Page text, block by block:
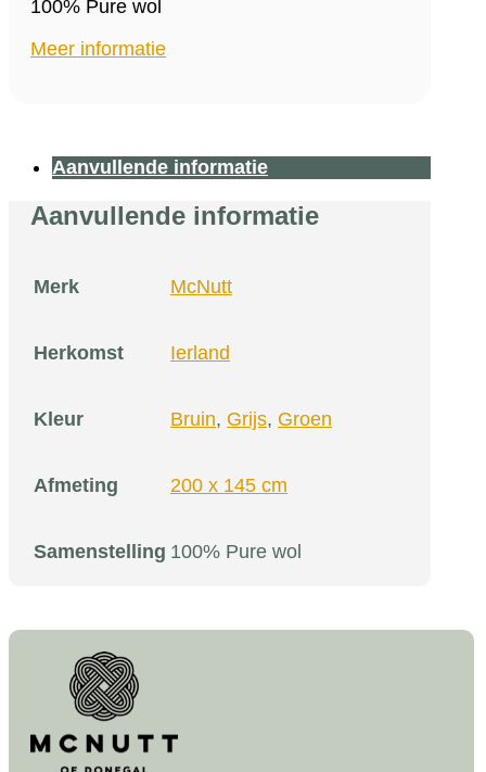
100% Pure wol
Meer informatie
Aanvullende informatie
Aanvullende informatie
Merk McNutt
Herkomst Ierland
Kleur Bruin, Grijs, Groen
Afmeting 200 x 145 cm
Samenstelling 100% Pure wol